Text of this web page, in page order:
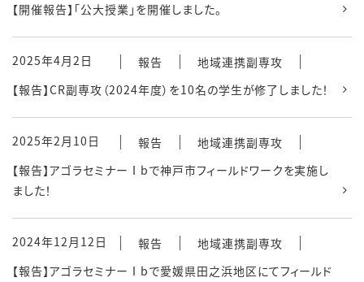
【開催報告】「公大授業」を開催しました。
2025年4月2日 報告
地域連携副専攻
【報告】CR副専攻（2024年度）を10名の学生が修了しました！
2025年2月10日 報告
地域連携副専攻
【報告】アゴラセミナーⅠbで神戸市フィールドワークを実施し
ました！
2024年12月12日 報告
地域連携副専攻
【報告】アゴラセミナーⅠbで愛媛県田之浜地区にてフィールド